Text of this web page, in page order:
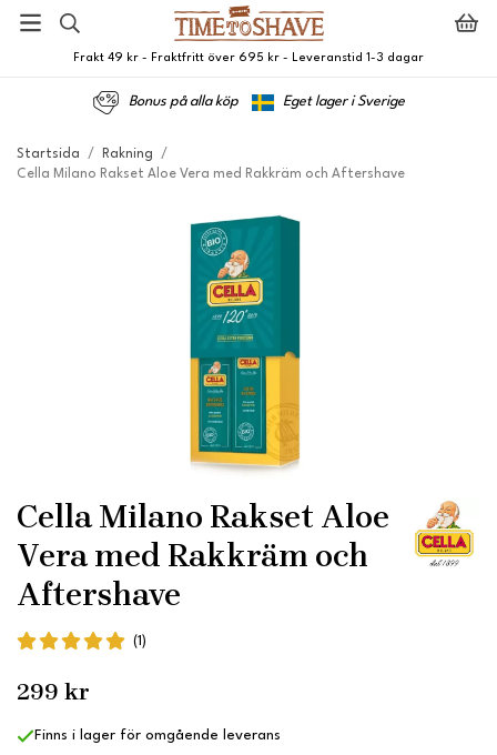
Frakt 49 kr - Fraktfritt över 695 kr - Leveranstid 1-3 dagar
Bonus på alla köp Eget lager i Sverige
Startsida / Rakning
/
Cella Milano Rakset Aloe Vera med Rakkräm och Aftershave
Cella Milano Rakset Aloe
Vera med Rakkräm och
Aftershave
(1)
299 kr
Finns i lager för omgående leverans